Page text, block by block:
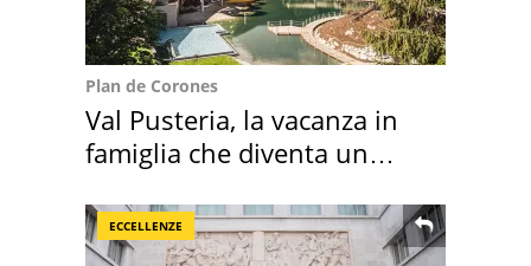
Plan de Corones
Val Pusteria, la vacanza in
famiglia che diventa un
ECCELLENZE